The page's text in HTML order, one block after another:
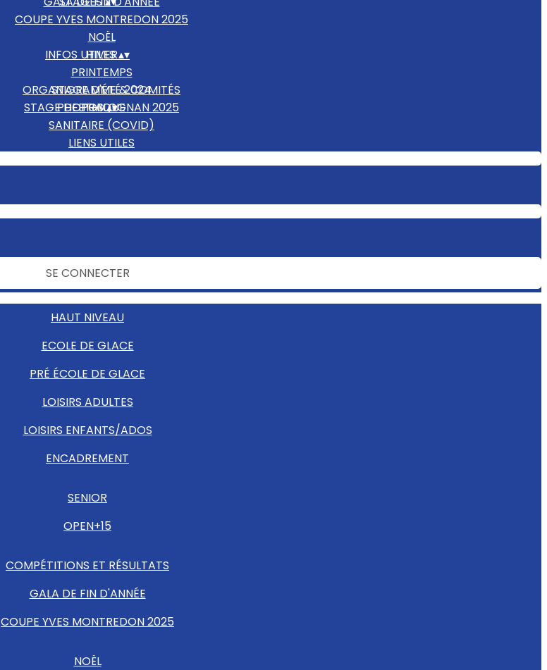
COUPE YVES MONTREDON 2025
NOËL
HIVER
PRINTEMPS
STAGE D'ÉTÉ 2024
STAGE DE PRALOGNAN 2025
INFOS UTILES▴▾
ORGANIGRAMME & COMITÉS
ETHIQUE
SANITAIRE (COVID)
LIENS UTILES
PHOTOS▴▾
SE CONNECTER
HAUT NIVEAU
ECOLE DE GLACE
PRÉ ÉCOLE DE GLACE
LOISIRS ADULTES
LOISIRS ENFANTS/ADOS
ENCADREMENT
SENIOR
OPEN+15
COMPÉTITIONS ET RÉSULTATS
GALA DE FIN D'ANNÉE
COUPE YVES MONTREDON 2025
NOËL